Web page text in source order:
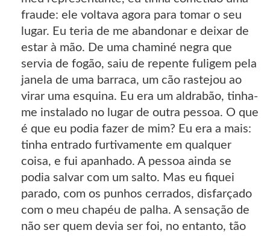
fraude: ele voltava agora para tomar o seu
lugar. Eu teria de me abandonar e deixar de
estar à mão. De uma chaminé negra que
servia de fogão, saiu de repente fuligem pela
janela de uma barraca, um cão rastejou ao
virar uma esquina. Eu era um aldrabão, tinha-
me instalado no lugar de outra pessoa. O que
é que eu podia fazer de mim? Eu era a mais:
tinha entrado furtivamente em qualquer
coisa, e fui apanhado. A pessoa ainda se
podia salvar com um salto. Mas eu fiquei
parado, com os punhos cerrados, disfarçado
com o meu chapéu de palha. A sensação de
não ser quem devia ser foi, no entanto, tão